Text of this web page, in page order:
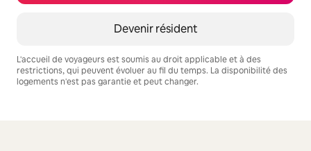
Devenir résident
L'accueil de voyageurs est soumis au droit applicable et à des
restrictions, qui peuvent évoluer au fil du temps. La disponibilité des
logements n'est pas garantie et peut changer.